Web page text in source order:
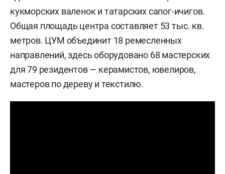
кукморских валенок и татарских сапог-ичигов.
Общая площадь центра составляет 53 тыс. кв.
метров. ЦУМ объединит 18 ремесленных
направлений, здесь оборудовано 68 мастерских
для 79 резидентов — керамистов, ювелиров,
мастеров по дереву и текстилю.